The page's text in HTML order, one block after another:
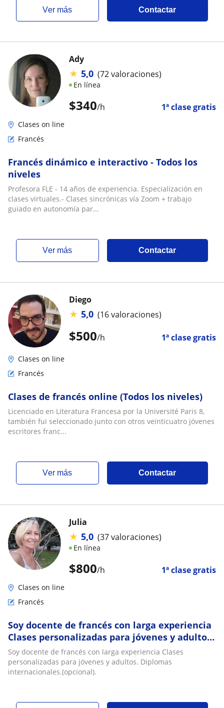
ver más Contactar
$340/h 1ª clase gratis
Ady
★ 5,0 (72 valoraciones)
En línea
Clases on line
Francés
Francés dinámico e interactivo - Todos los
niveles
Profesora FLE - 14 años de experiencia. Especialización en
clases virtuales.- Clases sincrónicas vía Zoom + trabajo
guiado en autonomía par...
ver más Contactar
$500/h 1ª clase gratis
Diego
★ 5,0 (16 valoraciones)
Clases on line
Francés
Clases de francés online (Todos los niveles)
Licenciado en Literatura Francesa por la Université Paris 8,
también fui seleccionado junto con otros veinticuatro jóvenes
escritores franc...
ver más Contactar
$800/h 1ª clase gratis
Julia
★ 5,0 (37 valoraciones)
En línea
Clases on line
Francés
Soy docente de francés con larga experiencia
Clases personalizadas para jóvenes y adultos.
Diplomas internacionales.(opcional)
Soy docente de francés con larga experiencia Clases
personalizadas para jóvenes y adultos. Diplomas
internacionales.(opcional).